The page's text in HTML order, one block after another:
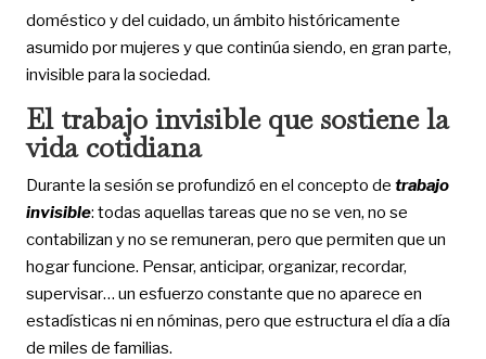
doméstico y del cuidado, un ámbito históricamente
asumido por mujeres y que continúa siendo, en gran parte,
invisible para la sociedad.
El trabajo invisible que sostiene la
vida cotidiana
Durante la sesión se profundizó en el concepto de trabajo
invisible: todas aquellas tareas que no se ven, no se
contabilizan y no se remuneran, pero que permiten que un
hogar funcione. Pensar, anticipar, organizar, recordar,
supervisar… un esfuerzo constante que no aparece en
estadísticas ni en nóminas, pero que estructura el día a día
de miles de familias.